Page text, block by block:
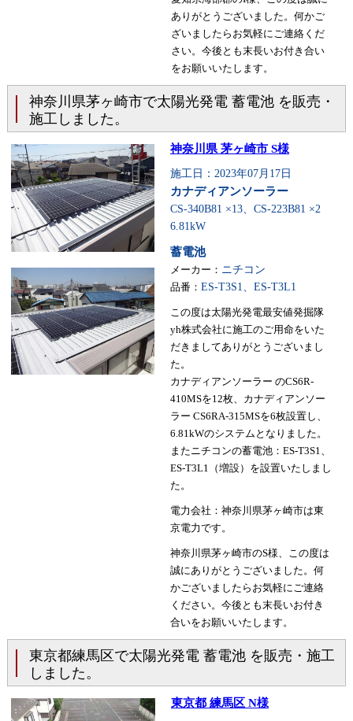
ありがとうございました。何かご
ざいましたらお気軽にご連絡くだ
さい。今後とも末長いお付き合い
をお願いいたします。
神奈川県茅ヶ崎市で太陽光発電 蓄電池 を販売・
施工しました。
神奈川県 茅ヶ崎市 S様
施工日：2023年07月17日
カナディアンソーラー
CS-340B81 ×13、CS-223B81 ×2
6.81kW
蓄電池
メーカー： ニチコン
品番： ES-T3S1、ES-T3L1
この度は太陽光発電最安値発掘隊
yh株式会社に施工のご用命をいた
だきましてありがとうございまし
た。
カナディアンソーラー のCS6R-
410MSを12枚、カナディアンソー
ラー CS6RA-315MSを6枚設置し、
6.81kWのシステムとなりました。
またニチコンの蓄電池：ES-T3S1、
ES-T3L1（増設）を設置いたしまし
た。
電力会社：神奈川県茅ヶ崎市は東
京電力です。
神奈川県茅ヶ崎市のS様、この度は
誠にありがとうございました。何
かございましたらお気軽にご連絡
ください。今後とも末長いお付き
合いをお願いいたします。
東京都練馬区で太陽光発電 蓄電池 を販売・施工
しました。
東京都 練馬区 N様